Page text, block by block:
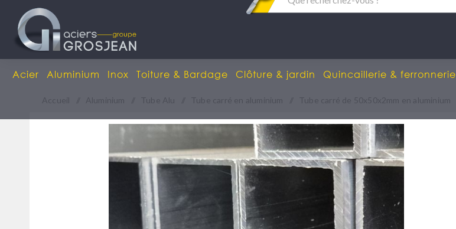
Acier Aluminium Inox Toiture & Bardage Clôture & jardin Quincaillerie & ferronnerie
Accueil Aluminium Tube Alu Tube carré en aluminium Tube carré de 50x50x2mm en aluminium